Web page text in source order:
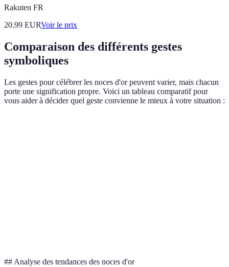
Rakuten FR
20.99 EURVoir le prix
Comparaison des différents gestes
symboliques
Les gestes pour célébrer les noces d'or peuvent varier, mais chacun
porte une signification propre. Voici un tableau comparatif pour
vous aider à décider quel geste convienne le mieux à votre situation :
## Analyse des tendances des noces d'or